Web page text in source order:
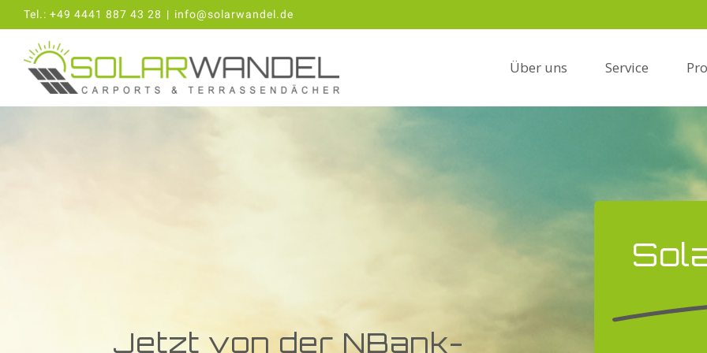
Zum
Inhalt
springen
Tel.: +49 4441 887 43 28 | info@solarwandel.de
Über uns Service
Jetzt von der NBank-